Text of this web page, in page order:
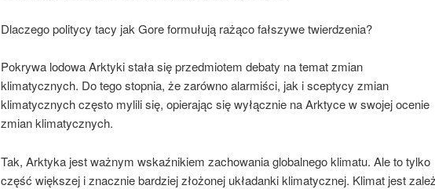
Dlaczego politycy tacy jak Gore formułują rażąco fałszywe twierdzenia?
Pokrywa lodowa Arktyki stała się przedmiotem debaty na temat zmian
klimatycznych. Do tego stopnia, że ​​zarówno alarmiści, jak i sceptycy zmian
klimatycznych często mylili się, opierając się wyłącznie na Arktyce w swojej ocenie
zmian klimatycznych.
Tak, Arktyka jest ważnym wskaźnikiem zachowania globalnego klimatu. Ale to tylko
część większej i znacznie bardziej złożonej układanki klimatycznej. Klimat jest